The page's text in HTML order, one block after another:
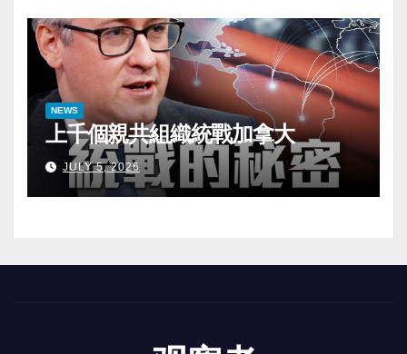
NEWS
上千個親共組織統戰加拿大
JULY 5, 2026